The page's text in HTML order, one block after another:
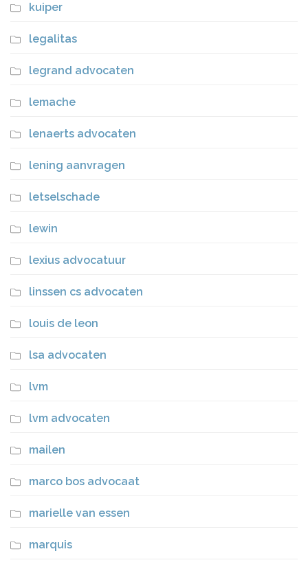
kuiper
legalitas
legrand advocaten
lemache
lenaerts advocaten
lening aanvragen
letselschade
lewin
lexius advocatuur
linssen cs advocaten
louis de leon
lsa advocaten
lvm
lvm advocaten
mailen
marco bos advocaat
marielle van essen
marquis